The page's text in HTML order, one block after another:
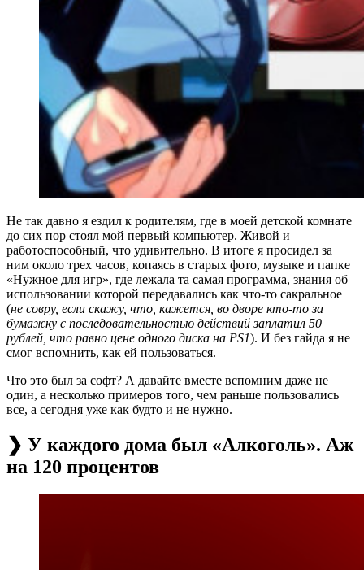
Не так давно я ездил к родителям, где в моей детской комнате
до сих пор стоял мой первый компьютер. Живой и
работоспособный, что удивительно. В итоге я просидел за
ним около трех часов, копаясь в старых фото, музыке и папке
«Нужное для игр», где лежала та самая программа, знания об
использовании которой передавались как что-то сакральное
(не совру, если скажу, что, кажется, во дворе кто-то за
бумажку с последовательностью действий заплатил 50
рублей, что равно цене одного диска на PS1). И без гайда я не
смог вспомнить, как ей пользоваться.
Что это был за софт? А давайте вместе вспомним даже не
один, а несколько примеров того, чем раньше пользовались
все, а сегодня уже как будто и не нужно.
❯ У каждого дома был «Алкоголь». Аж
на 120 процентов